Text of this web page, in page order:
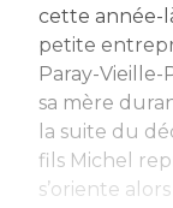
cette année-
petite
Paray-Vieille-
sa mère
la suite du
fils Michel
s’oriente